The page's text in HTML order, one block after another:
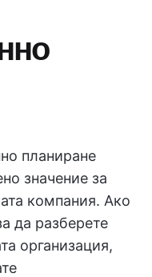
планиране
значение за
компания. Ако
да разберете
организация,